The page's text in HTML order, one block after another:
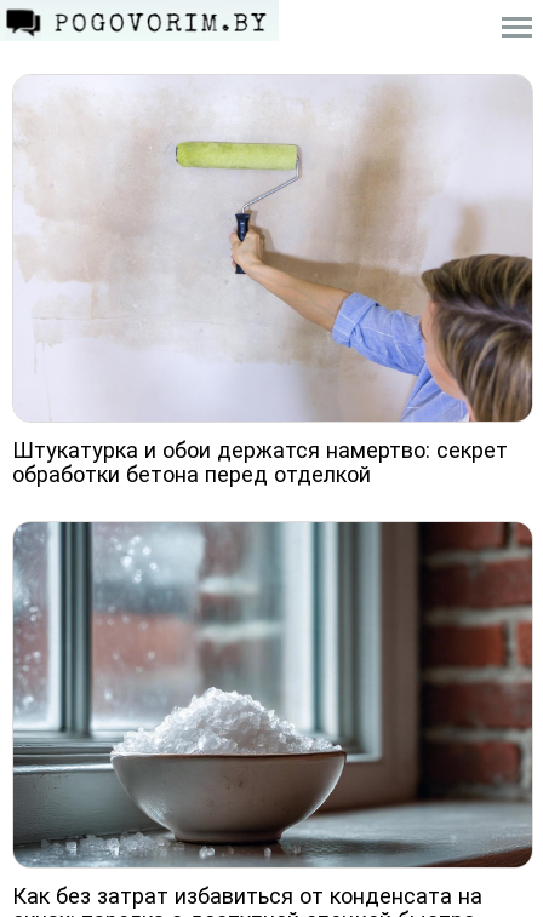
Штукатурка и обои держатся намертво: секрет
обработки бетона перед отделкой
Как без затрат избавиться от конденсата на